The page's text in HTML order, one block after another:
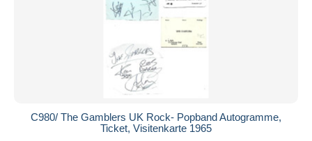
C980/ The Gamblers UK Rock- Popband Autogramme,
Ticket, Visitenkarte 1965